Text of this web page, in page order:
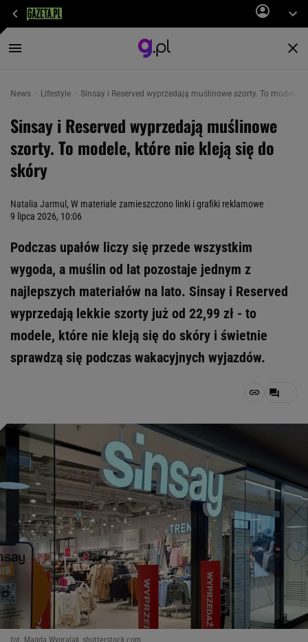
News Lifestyle Sinsay i Reserved wyprzedają muślinowe szorty. To modele,
Sinsay i Reserved wyprzedają muślinowe
szorty. To modele, które nie kleją się do
skóry
Natalia Jarmul , W materiale zamieszczono linki i grafiki reklamowe
9 lipca 2026, 10:06
Podczas upałów liczy się przede wszystkim
wygoda, a muślin od lat pozostaje jednym z
najlepszych materiałów na lato. Sinsay i Reserved
wyprzedają lekkie szorty już od 22,99 zł - to
modele, które nie kleją się do skóry i świetnie
sprawdzą się podczas wakacyjnych wyjazdów.